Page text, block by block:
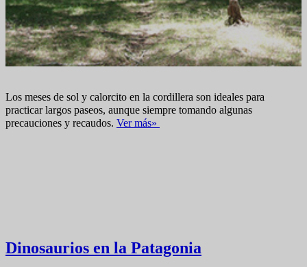
Los meses de sol y calorcito en la cordillera son ideales para
practicar largos paseos, aunque siempre tomando algunas
precauciones y recaudos. Ver más»
Dinosaurios en la Patagonia